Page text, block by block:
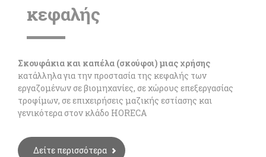
κεφαλής
Σκουφάκια και καπέλα (σκούφοι) μιας χρήσης
κατάλληλα για την προστασία της κεφαλής των
εργαζομένων σε βιομηχανίες, σε χώρους επεξεργασίας
τροφίμων, σε επιχειρήσεις μαζικής εστίασης και
γενικότερα στον κλάδο HORECA
Δείτε περισσότερα